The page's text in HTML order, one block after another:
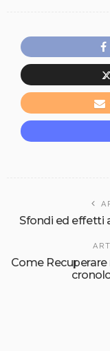
Sfondi ed effetti
Come